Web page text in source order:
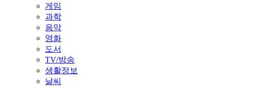
게임
과학
음악
영화
도서
TV/방송
생활정보
날씨